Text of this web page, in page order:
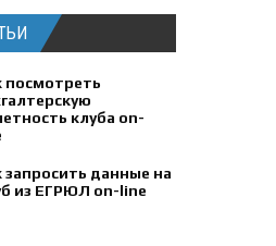
посмотреть
клуба on-
запросить данные на
из ЕГРЮЛ on-line